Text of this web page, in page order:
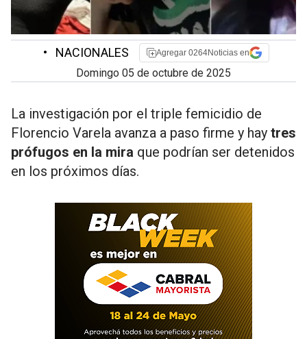
• NACIONALES Agregar 0264Noticias en
domingo 05 de octubre de 2025
La investigación por el triple femicidio de
Florencio Varela avanza a paso firme y hay tres
prófugos en la mira que podrían ser detenidos
en los próximos días.